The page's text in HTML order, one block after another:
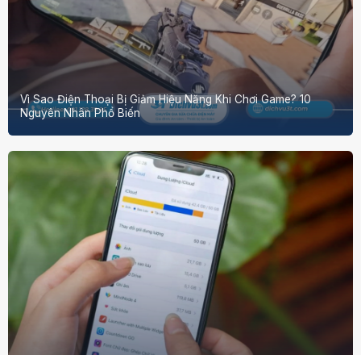
Vì Sao Điện Thoại Bị Giảm Hiệu Năng Khi Chơi Game? 10
Nguyên Nhân Phổ Biến